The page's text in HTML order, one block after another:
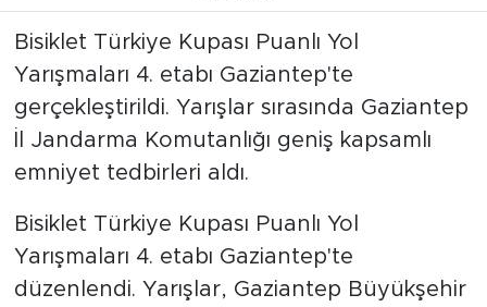
Bisiklet Türkiye Kupası Puanlı Yol
Yarışmaları 4. etabı Gaziantep'te
gerçekleştirildi. Yarışlar sırasında Gaziantep
İl Jandarma Komutanlığı geniş kapsamlı
emniyet tedbirleri aldı.
Bisiklet Türkiye Kupası Puanlı Yol
Yarışmaları 4. etabı Gaziantep'te
düzenlendi. Yarışlar, Gaziantep Büyükşehir